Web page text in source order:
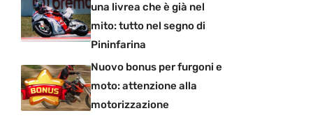
una livrea che è già nel
mito: tutto nel segno di
Pininfarina
Nuovo bonus per furgoni e
moto: attenzione alla
motorizzazione